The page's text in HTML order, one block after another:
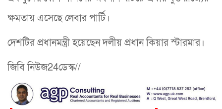
ক্ষমতায় এসেছে লেবার পার্টি।
দেশটির প্রধানমন্ত্রী হয়েছেন দলীয় প্রধান কিয়ার স্টারমার।
জিবি নিউজ24ডেস্ক//